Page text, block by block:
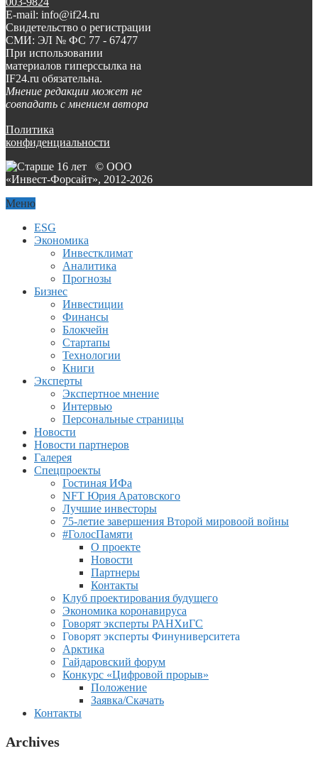
E-mail: info@if24.ru
Свидетельство о регистрации
СМИ: ЭЛ № ФС 77 - 67477
При использовании
материалов гиперссылка на
IF24.ru обязательна.
Мнение редакции может не
совпадать с мнением автора
Политика
конфиденциальности
© ООО
«Инвест-Форсайт», 2012-2026
Меню
ESG
Экономика
Инвестклимат
Аналитика
Прогнозы
Бизнес
Инвестиции
Финансы
Блокчейн
Стартапы
Технологии
Книги
Эксперты
Экспертное мнение
Интервью
Персональные страницы
Новости
Новости партнеров
Галерея
Спецпроекты
Гостиная ИФа
NFT Юрия Аратовского
Лучшие инвесторы
75-летие завершения Второй мировоой войны
#ГолосПамяти
О проекте
Новости
Партнеры
Контакты
Клуб проектирования будущего
Экономика коронавируса
Говорят эксперты РАНХиГС
Говорят эксперты Финуниверситета
Арктика
Гайдаровский форум
Конкурс «Цифровой прорыв»
Положение
Заявка/Скачать
Контакты
Archives